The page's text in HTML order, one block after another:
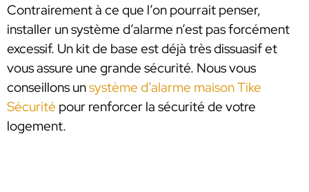
Contrairement à ce que l’on pourrait penser,
installer un système d’alarme n’est pas forcément
excessif. Un kit de base est déjà très dissuasif et
vous assure une grande sécurité. Nous vous
conseillons unsystème d’alarme maison Tike
Sécurité pour renforcer la sécurité de votre
logement.